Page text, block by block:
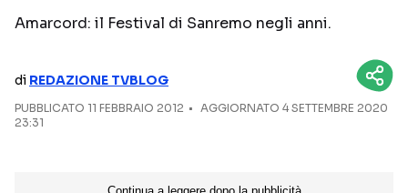
NETFLIX
MEDIASET INFINITY
Amarcord: il Festival di Sanremo negli anni.
di REDAZIONE TVBLOG
PUBBLICATO 11 FEBBRAIO 2012
AGGIORNATO 4 SETTEMBRE 2020
23:31